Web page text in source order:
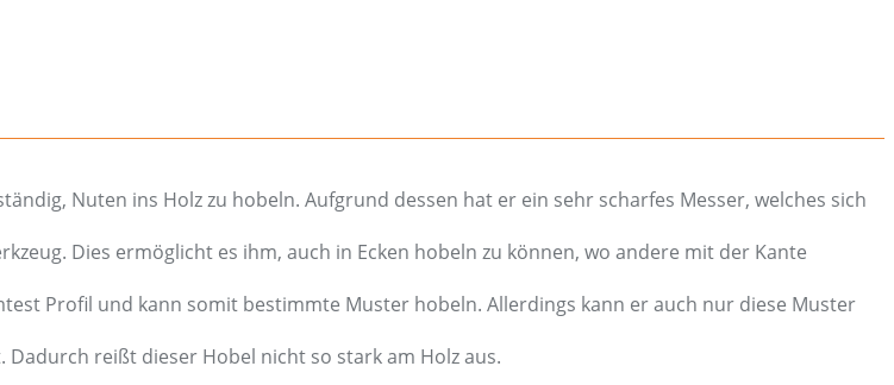
Nuten ins Holz zu hobeln. Aufgrund dessen hat er ein sehr scharfes Messer, welches sich
Dies ermöglicht es ihm, auch in Ecken hobeln zu können, wo andere mit der Kante
Profil und kann somit bestimmte Muster hobeln. Allerdings kann er auch nur diese Muster
reißt dieser Hobel nicht so stark am Holz aus.